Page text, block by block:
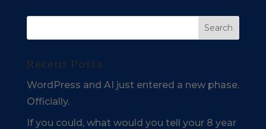
Recent Posts
WordPress and AI just entered a new phase.
Officially.
If you could, what would you tell your 8 year